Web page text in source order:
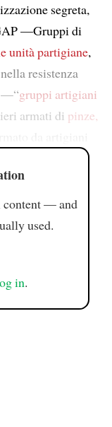
segreta,
—Gruppi di
unità partigiane,
resistenza
—“gruppi artigiani
armati di pinze,
content — and
used.
in.